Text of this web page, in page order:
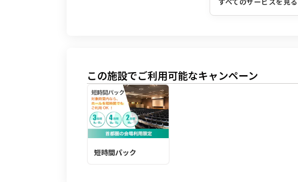
この施設でご利用可能なキャンペーン
短時間パック